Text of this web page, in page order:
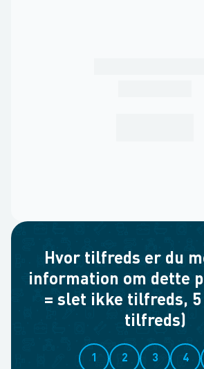
Hvor tilfreds er du
information om dette
= slet ikke tilfreds, 5
tilfreds)
1 2 3 4